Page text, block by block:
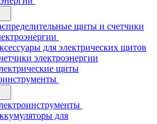
щиты и счетчики
для электрических щитов
электроэнергии
щиты
для